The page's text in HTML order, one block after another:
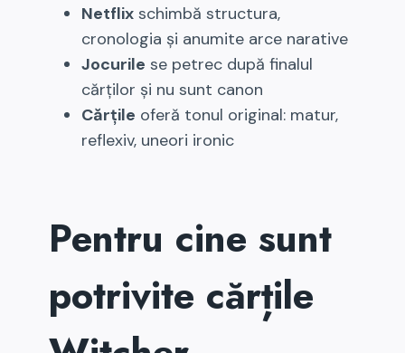
Netflix schimbă structura,
cronologia și anumite arce narative
Jocurile se petrec după finalul
cărților și nu sunt canon
Cărțile oferă tonul original: matur,
reflexiv, uneori ironic
Pentru cine sunt
potrivite cărțile